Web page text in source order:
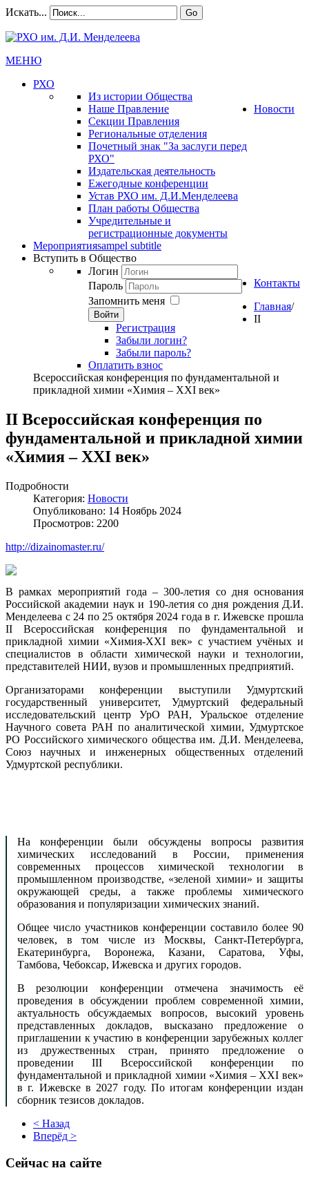
Искать... Go
МЕНЮ
РХО
Из истории Общества
Наше Правление
Секции Правления
Региональные отделения
Почетный знак "За заслуги перед
РХО"
Издательская деятельность
Ежегодные конференции
Устав РХО им. Д.И.Менделеева
План работы Общества
Учредительные и
регистрационные документы
Новости
Мероприятияsampel subtitle
Вступить в Общество
Логин
Пароль
Запомнить меня
Войти
Регистрация
Забыли логин?
Забыли пароль?
Оплатить взнос
Контакты
Главная/
II
Всероссийская конференция по фундаментальной и
прикладной химии «Химия – XXI век»
II Всероссийская конференция по
фундаментальной и прикладной химии
«Химия – XXI век»
Подробности
Категория: Новости
Опубликовано: 14 Ноябрь 2024
Просмотров: 2200
http://dizainomaster.ru/
В рамках мероприятий года – 300-летия со дня основания
Российской академии наук и 190-летия со дня рождения Д.И.
Менделеева с 24 по 25 октября 2024 года в г. Ижевске прошла
II Всероссийская конференция по фундаментальной и
прикладной химии «Химия-XXI век» с участием учёных и
специалистов в области химической науки и технологии,
представителей НИИ, вузов и промышленных предприятий.
Организаторами конференции выступили Удмуртский
государственный университет, Удмуртский федеральный
исследовательский центр УрО РАН, Уральское отделение
Научного совета РАН по аналитической химии, Удмуртское
РО Российского химического общества им. Д.И. Менделеева,
Союз научных и инженерных общественных отделений
Удмуртской республики.
На конференции были обсуждены вопросы развития
химических исследований в России, применения
современных процессов химической технологии в
промышленном производстве, «зеленой химии» и защиты
окружающей среды, а также проблемы химического
образования и популяризации химических знаний.
Общее число участников конференции составило более 90
человек, в том числе из Москвы, Санкт-Петербурга,
Екатеринбурга, Воронежа, Казани, Саратова, Уфы,
Тамбова, Чебоксар, Ижевска и других городов.
В резолюции конференции отмечена значимость её
проведения в обсуждении проблем современной химии,
актуальность обсуждаемых вопросов, высокий уровень
представленных докладов, высказано предложение о
приглашении к участию в конференции зарубежных коллег
из дружественных стран, принято предложение о
проведении III Всероссийской конференции по
фундаментальной и прикладной химии «Химия – XXI век»
в г. Ижевске в 2027 году. По итогам конференции издан
сборник тезисов докладов.
< Назад
Вперёд >
Сейчас на сайте